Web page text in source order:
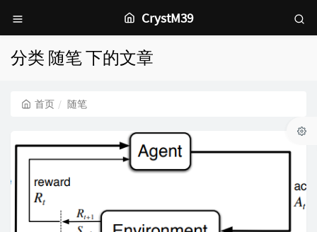
CrystM39
分类 随笔 下的文章
首页 随笔